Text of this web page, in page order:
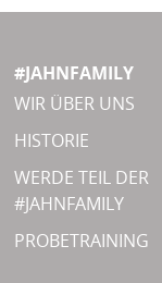
#JAHNFAMILY
WIR ÜBER UNS
HISTORIE
WERDE TEIL DER
#JAHNFAMILY
PROBETRAINING